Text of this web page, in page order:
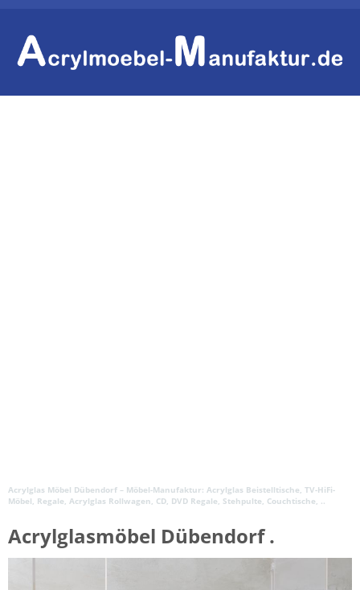
Acrylglas Möbel Dübendorf – Möbel-Manufaktur: Acrylglas Beistelltische, TV-HiFi-
Möbel, Regale, Acrylglas Rollwagen, CD, DVD Regale, Stehpulte, Couchtische, ..
Acrylglasmöbel Dübendorf .